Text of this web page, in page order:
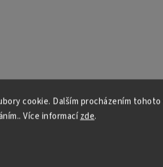
cookie. Dalším procházením
Více informacízde.